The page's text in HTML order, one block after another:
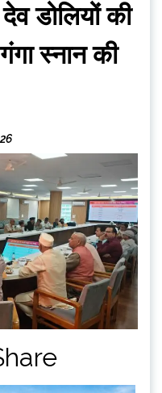
डोलियों की
स्नान की